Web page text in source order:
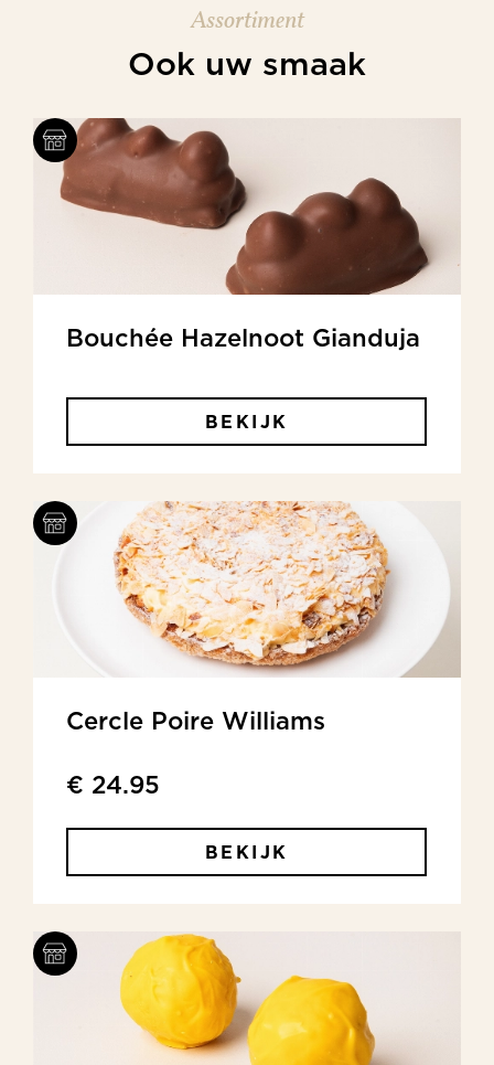
Assortiment
Ook uw smaak
Bouchée Hazelnoot Gianduja
BEKIJK
Cercle Poire Williams
€ 24.95
BEKIJK